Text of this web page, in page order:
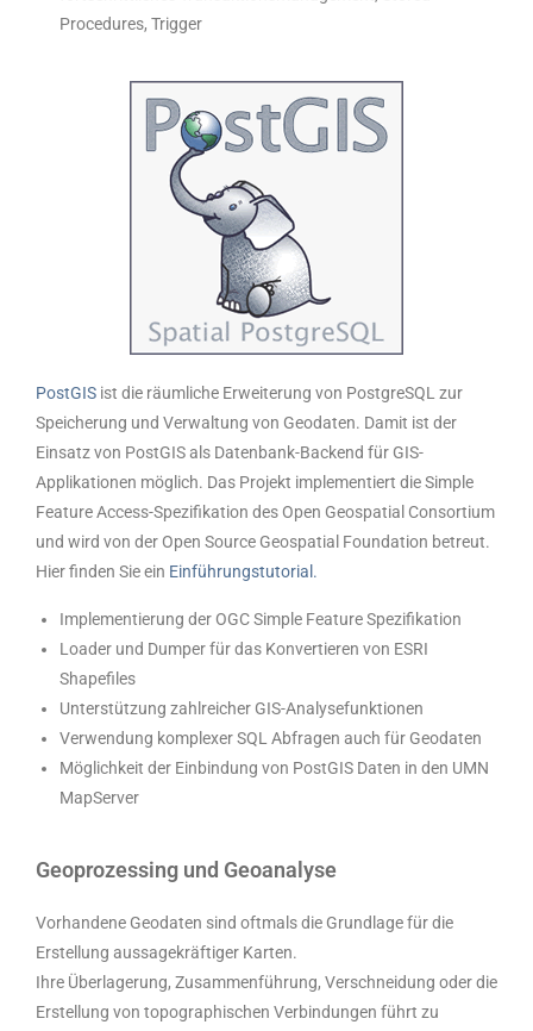
Procedures, Trigger
PostGIS ist die räumliche Erweiterung von PostgreSQL zur
Speicherung und Verwaltung von Geodaten. Damit ist der
Einsatz von PostGIS als Datenbank-Backend für GIS-
Applikationen möglich. Das Projekt implementiert die Simple
Feature Access-Spezifikation des Open Geospatial Consortium
und wird von der Open Source Geospatial Foundation betreut.
Hier finden Sie ein Einführungstutorial.
Implementierung der OGC Simple Feature Spezifikation
Loader und Dumper für das Konvertieren von ESRI
Shapefiles
Unterstützung zahlreicher GIS-Analysefunktionen
Verwendung komplexer SQL Abfragen auch für Geodaten
Möglichkeit der Einbindung von PostGIS Daten in den UMN
MapServer
Geoprozessing und Geoanalyse
Vorhandene Geodaten sind oftmals die Grundlage für die
Erstellung aussagekräftiger Karten.
Ihre Überlagerung, Zusammenführung, Verschneidung oder die
Erstellung von topographischen Verbindungen führt zu